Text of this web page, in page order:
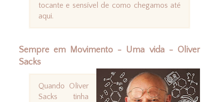
tocante e sensível de como chegamos até
aqui.
Sempre em Movimento - Uma vida - Oliver
Sacks
Quando Oliver
Sacks tinha